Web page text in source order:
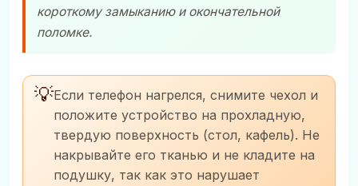
короткому замыканию и окончательной
поломке.
💡Если телефон нагрелся, снимите чехол и
положите устройство на прохладную,
твердую поверхность (стол, кафель). Не
накрывайте его тканью и не кладите на
подушку, так как это нарушает